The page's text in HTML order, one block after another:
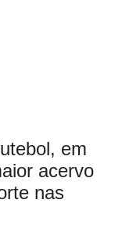
em
acervo
nas